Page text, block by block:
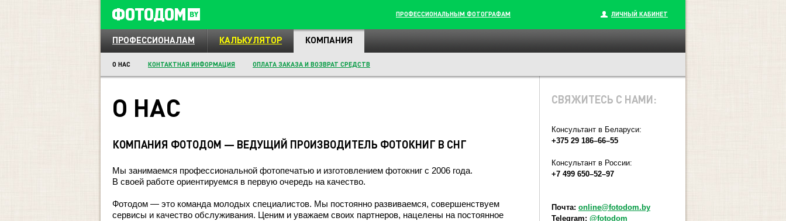
ЛИЧНЫЙ КАБИНЕТ
ПРОФЕССИОНАЛЬНЫМ ФОТОГРАФАМ
ПРОФЕССИОНАЛАМ КАЛЬКУЛЯТОР КОМПАНИЯ
О НАС КОНТАКТНАЯ ИНФОРМАЦИЯ ОПЛАТА ЗАКАЗА И ВОЗВРАТ СРЕДСТВ
О НАС
КОМПАНИЯ ФОТОДОМ — ВЕДУЩИЙ ПРОИЗВОДИТЕЛЬ ФОТОКНИГ В СНГ
Мы занимаемся профессиональной фотопечатью и изготовлением фотокниг с 2006 года.
В своей работе ориентируемся в первую очередь на качество.
Фотодом — это команда молодых специалистов. Мы постоянно развиваемся, совершенствуем
сервисы и качество обслуживания. Ценим и уважаем своих партнеров, нацелены на постоянное
СВЯЖИТЕСЬ С НАМИ:
Консультант в Беларуси:
+375 29 186–66–55
Консультант в России:
+7 499 650–52–97
Почта: online@fotodom.by
Telegram: @fotodom